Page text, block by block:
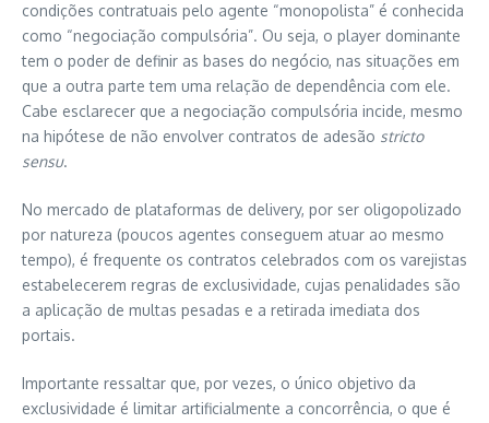
condições contratuais pelo agente “monopolista” é conhecida
como “negociação compulsória”. Ou seja, o player dominante
tem o poder de definir as bases do negócio, nas situações em
que a outra parte tem uma relação de dependência com ele.
Cabe esclarecer que a negociação compulsória incide, mesmo
na hipótese de não envolver contratos de adesão stricto
sensu.
No mercado de plataformas de delivery, por ser oligopolizado
por natureza (poucos agentes conseguem atuar ao mesmo
tempo), é frequente os contratos celebrados com os varejistas
estabelecerem regras de exclusividade, cujas penalidades são
a aplicação de multas pesadas e a retirada imediata dos
portais.
Importante ressaltar que, por vezes, o único objetivo da
exclusividade é limitar artificialmente a concorrência, o que é